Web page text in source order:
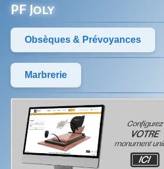
PF Joly
Obsèques & Prévoyances
Marbrerie